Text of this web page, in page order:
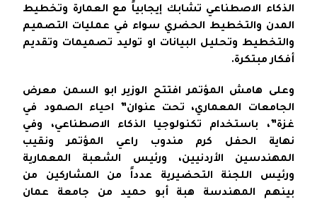
الذكاء الاصطناعي تشابك إيجابياً مع العمارة وتخطيط
المدن والتخطيط الحضري سواء في عمليات التصميم
والتخطيط وتحليل البيانات او توليد تصميمات وتقديم
أفكار مبتكرة.
وعلى هامش المؤتمر افتتح الوزير ابو السمن معرض
الجامعات المعماري، تحت عنوان” احياء الصمود في
غزة”، باستخدام تكنولوجيا الذكاء الاصطناعي، وفي
نهاية الحفل كرم مندوب راعي المؤتمر ونقيب
المهندسين الأردنيين، ورئيس الشعبة المعمارية
ورئيس اللجنة التحضيرية عدداً من المشاركين من
بينهم المهندسة هبة أبو حميد من جامعة عمان